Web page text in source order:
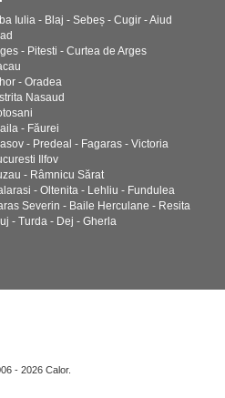
Iulia - Blaj - Sebeș - Cugir - Aiud
- Pitesti - Curtea de Arges
- Oradea
Nasaud
- Făurei
- Predeal - Fagaras - Victoria
Ilfov
- Râmnicu Sărat
- Oltenita - Lehliu - Fundulea
Severin - Baile Herculane - Resita
- Turda - Dej - Gherla
- 2026 Calor.